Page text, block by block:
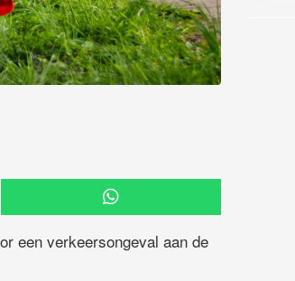
een verkeersongeval aan de